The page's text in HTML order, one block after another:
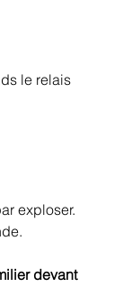
le relais
exploser.
devant